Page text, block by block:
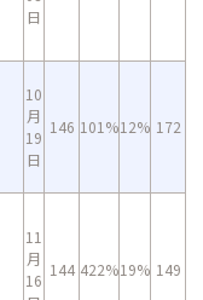
日
10
月
19
日
146 101%12% 172
11
月
16
144 422%19% 149